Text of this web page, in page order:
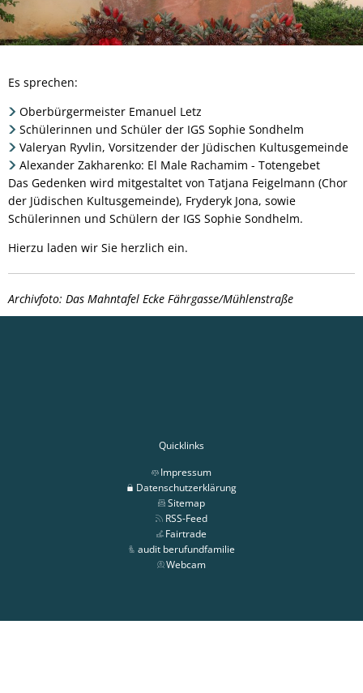
Es sprechen:
Oberbürgermeister Emanuel Letz
Schülerinnen und Schüler der IGS Sophie Sondhelm
Valeryan Ryvlin, Vorsitzender der Jüdischen Kultusgemeinde
Alexander Zakharenko: El Male Rachamim - Totengebet
Das Gedenken wird mitgestaltet von Tatjana Feigelmann (Chor
der Jüdischen Kultusgemeinde), Fryderyk Jona, sowie
Schülerinnen und Schülern der IGS Sophie Sondhelm.
Hierzu laden wir Sie herzlich ein.
Archivfoto: Das Mahntafel Ecke Fährgasse/Mühlenstraße
Quicklinks
Impressum
Datenschutzerklärung
Sitemap
RSS-Feed
Fairtrade
audit berufundfamilie
Webcam